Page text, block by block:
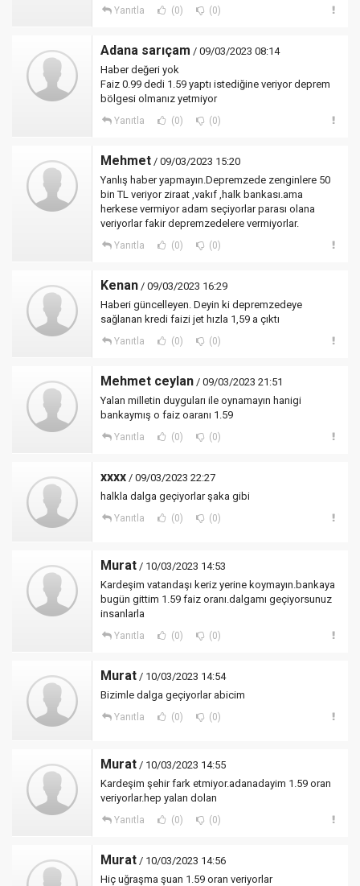
Yanıtla (0) (0)
Adana sarıçam / 09/03/2023 08:14
Haber değeri yok
Faiz 0.99 dedi 1.59 yaptı istediğine veriyor deprem
bölgesi olmanız yetmiyor
Yanıtla (0) (0)
Mehmet / 09/03/2023 15:20
Yanlış haber yapmayın.Depremzede zenginlere 50
bin TL veriyor ziraat ,vakıf ,halk bankası.ama
herkese vermiyor adam seçiyorlar parası olana
veriyorlar fakir depremzedelere vermiyorlar.
Yanıtla (0) (0)
Kenan / 09/03/2023 16:29
Haberi güncelleyen. Deyin ki depremzedeye
sağlanan kredi faizi jet hızla 1,59 a çıktı
Yanıtla (0) (0)
Mehmet ceylan / 09/03/2023 21:51
Yalan milletin duyguları ile oynamayın hanigi
bankaymış o faiz oaranı 1.59
Yanıtla (0) (0)
xxxx / 09/03/2023 22:27
halkla dalga geçiyorlar şaka gibi
Yanıtla (0) (0)
Murat / 10/03/2023 14:53
Kardeşim vatandaşı keriz yerine koymayın.bankaya
bugün gittim 1.59 faiz oranı.dalgamı geçiyorsunuz
insanlarla
Yanıtla (0) (0)
Murat / 10/03/2023 14:54
Bizimle dalga geçiyorlar abicim
Yanıtla (0) (0)
Murat / 10/03/2023 14:55
Kardeşim şehir fark etmiyor.adanadayim 1.59 oran
veriyorlar.hep yalan dolan
Yanıtla (0) (0)
Murat / 10/03/2023 14:56
Hiç uğraşma şuan 1.59 oran veriyorlar